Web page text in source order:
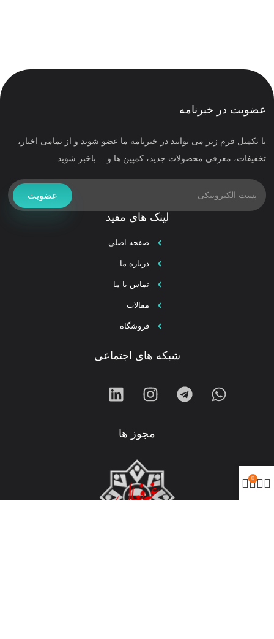
عضویت در خبرنامه
با تکمیل فرم زیر می توانید در خبرنامه ما عضو شوید و از تمامی اخبار،
تخفیفات، معرفی محصولات جدید، کمپین ها و… باخبر شوید.
عضویت
لینک های مفید
صفحه اصلی
درباره ما
تماس با ما
مقالات
فروشگاه
شبکه های اجتماعی
مجوز ها
0